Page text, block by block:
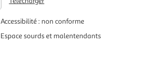
Accessibilité : non conforme
Espace sourds et malentendants